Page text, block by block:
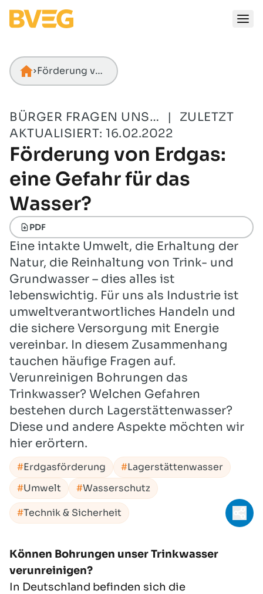
Startseite
Förderung von Erdgas: eine Gefahr für das Wasser?
BÜRGER FRAGEN UNS… |
ZULETZT
AKTUALISIERT: 16.02.2022
Förderung von Erdgas:
eine Gefahr für das
Wasser?
PDF
Eine intakte Umwelt, die Erhaltung der
Natur, die Reinhaltung von Trink- und
Grundwasser – dies alles ist
lebenswichtig. Für uns als Industrie ist
umweltverantwortliches Handeln und
die sichere Versorgung mit Energie
vereinbar. In diesem Zusammenhang
tauchen häufige Fragen auf.
Verunreinigen Bohrungen das
Trinkwasser? Welchen Gefahren
bestehen durch Lagerstättenwasser?
Diese und andere Aspekte möchten wir
hier erörtern.
Erdgasförderung
Lagerstättenwasser
Umwelt
Wasserschutz
Technik & Sicherheit
Können Bohrungen unser Trinkwasser
verunreinigen?
In Deutschland befinden sich die